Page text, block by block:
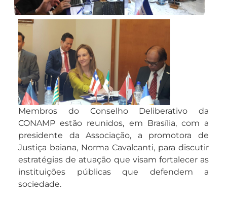
Membros do Conselho Deliberativo da
CONAMP estão reunidos, em Brasília, com a
presidente da Associação, a promotora de
Justiça baiana, Norma Cavalcanti, para discutir
estratégias de atuação que visam fortalecer as
instituições públicas que defendem a
sociedade.